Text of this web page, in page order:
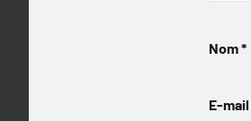
Nom*
E-mail